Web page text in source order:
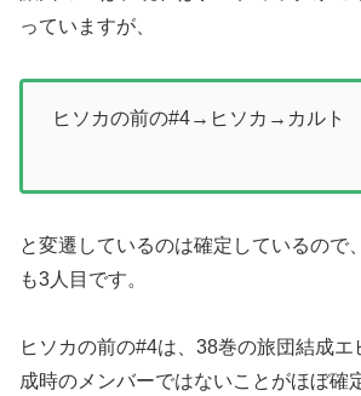
っていますが、
ヒソカの前の#4→ヒソカ→カルト
と変遷しているのは確定しているので
も3人目です。
ヒソカの前の#4は、38巻の旅団結成
成時のメンバーではないことがほぼ確